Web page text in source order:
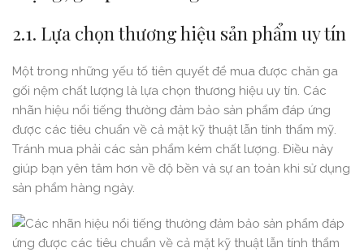
2.1. Lựa chọn thương hiệu sản phẩm uy tín
Một trong những yếu tố tiên quyết để mua được chăn ga
gối nệm chất lượng là lựa chọn thương hiệu uy tín. Các
nhãn hiệu nổi tiếng thường đảm bảo sản phẩm đáp ứng
được các tiêu chuẩn về cả mặt kỹ thuật lẫn tính thẩm mỹ.
Tránh mua phải các sản phẩm kém chất lượng. Điều này
giúp bạn yên tâm hơn về độ bền và sự an toàn khi sử dụng
sản phẩm hàng ngày.